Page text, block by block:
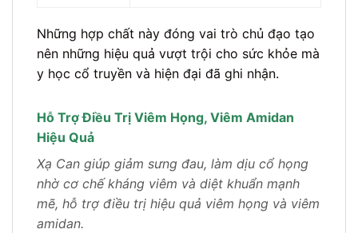
Những hợp chất này đóng vai trò chủ đạo tạo
nên những hiệu quả vượt trội cho sức khỏe mà
y học cổ truyền và hiện đại đã ghi nhận.
Hỗ Trợ Điều Trị Viêm Họng, Viêm Amidan
Hiệu Quả
Xạ Can giúp giảm sưng đau, làm dịu cổ họng
nhờ cơ chế kháng viêm và diệt khuẩn mạnh
mẽ, hỗ trợ điều trị hiệu quả viêm họng và viêm
amidan.